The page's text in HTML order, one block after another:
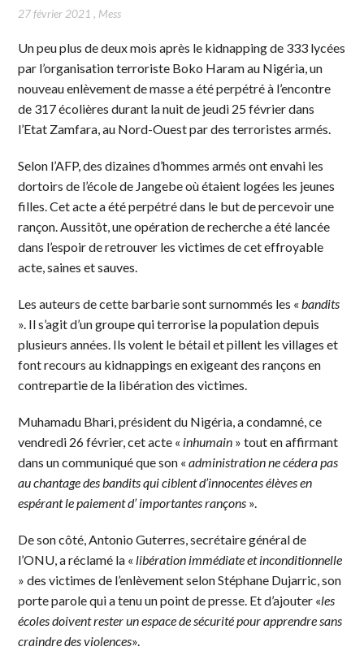
27 février 2021 , Mess
Un peu plus de deux mois après le kidnapping de 333 lycées
par l’organisation terroriste Boko Haram au Nigéria, un
nouveau enlèvement de masse a été perpétré à l’encontre
de 317 écolières durant la nuit de jeudi 25 février dans
l’Etat Zamfara, au Nord-Ouest par des terroristes armés.
Selon l’AFP, des dizaines d’hommes armés ont envahi les
dortoirs de l’école de Jangebe où étaient logées les jeunes
filles. Cet acte a été perpétré dans le but de percevoir une
rançon. Aussitôt, une opération de recherche a été lancée
dans l’espoir de retrouver les victimes de cet effroyable
acte, saines et sauves.
Les auteurs de cette barbarie sont surnommés les « bandits
». Il s’agit d’un groupe qui terrorise la population depuis
plusieurs années. Ils volent le bétail et pillent les villages et
font recours au kidnappings en exigeant des rançons en
contrepartie de la libération des victimes.
Muhamadu Bhari, président du Nigéria, a condamné, ce
vendredi 26 février, cet acte « inhumain » tout en affirmant
dans un communiqué que son « administration ne cédera pas
au chantage des bandits qui ciblent d’innocentes élèves en
espérant le paiement d’ importantes rançons ».
De son côté, Antonio Guterres, secrétaire général de
l’ONU, a réclamé la « libération immédiate et inconditionnelle
» des victimes de l’enlèvement selon Stéphane Dujarric, son
porte parole qui a tenu un point de presse. Et d’ajouter «les
écoles doivent rester un espace de sécurité pour apprendre sans
craindre des violences».